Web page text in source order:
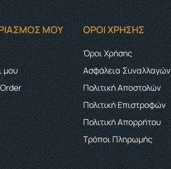
ΜΟΥ
μου
ΌΡΟΙ ΧΡΉΣΗΣ
Όροι Χρήσης
Ασφάλεια Συναλλαγών
Πολιτική Αποστολών
Πολιτική Επιστροφών
Πολιτική Απορρήτου
Τρόποι Πληρωμής